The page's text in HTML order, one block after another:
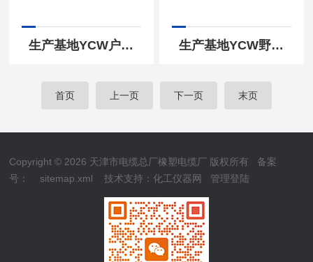
生产基地YCW户外用橡胶软电缆3*35+1*10 生产基地YCW野外用耐油污橡胶软电缆3*50+1*16
首页 上一页 下一页 末页
Copyright © 2026 天津市电缆总厂橡塑电缆厂 版权所有 备案
号：
sitemap.xml 技术支持：化工仪器网 管理登陆